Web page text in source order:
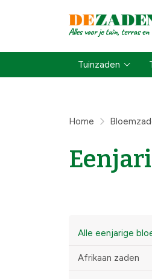
Tuinzaden
Home
Alle eenjarige
Afrikaan zaden